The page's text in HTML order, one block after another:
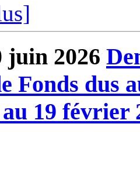
juin 2026
Fonds dus
19 février